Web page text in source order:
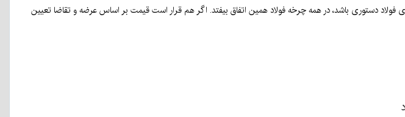
فولاد دستوری باشد، در همه چرخه فولاد همین اتفاق بیفتد. اگر هم قرار است قیمت بر اساس عرضه و تقاضا تعیین